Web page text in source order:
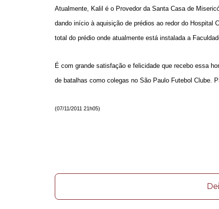
Atualmente, Kalil é o Provedor da Santa Casa de
dando início à aquisição de prédios ao redor do Hospital
total do prédio onde atualmente está instalada a
É com grande satisfação e felicidade que recebo essa
de batalhas como colegas no São Paulo Futebol Clube.
(07/11/2011 21h05)